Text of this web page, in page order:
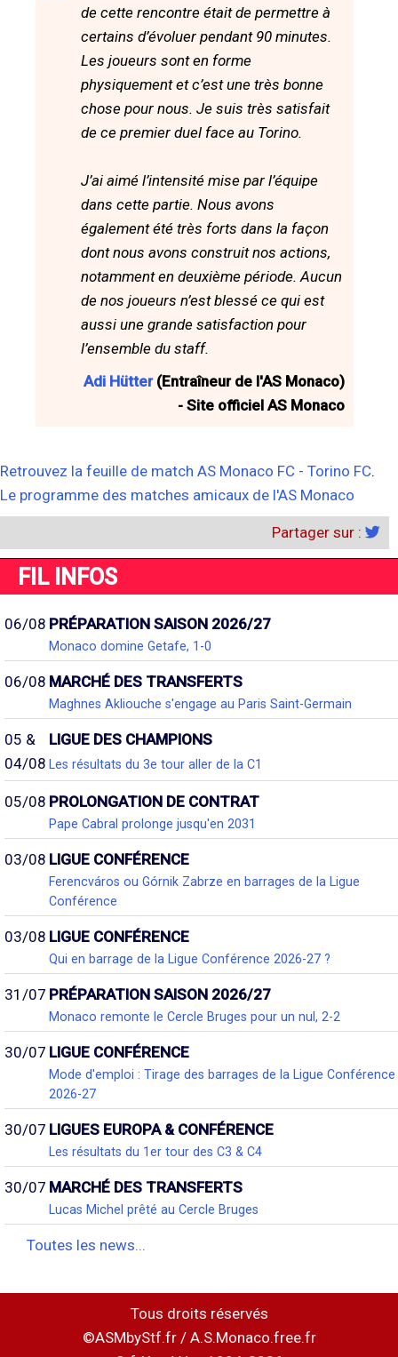
de cette rencontre était de permettre à
certains d’évoluer pendant 90 minutes.
Les joueurs sont en forme
physiquement et c’est une très bonne
chose pour nous. Je suis très satisfait
de ce premier duel face au Torino.
J’ai aimé l’intensité mise par l’équipe
dans cette partie. Nous avons
également été très forts dans la façon
dont nous avons construit nos actions,
notamment en deuxième période. Aucun
de nos joueurs n’est blessé ce qui est
aussi une grande satisfaction pour
l’ensemble du staff.
Adi Hütter(Entraîneur de l'AS Monaco)
- Site officiel AS Monaco
Retrouvez la feuille de match AS Monaco FC - Torino FC.
Le programme des matches amicaux de l'AS Monaco
Partager sur :
FIL INFOS
06/08 PRÉPARATION SAISON 2026/27
Monaco domine Getafe, 1-0
06/08 MARCHÉ DES TRANSFERTS
Maghnes Akliouche s'engage au Paris Saint-Germain
05 &
04/08
LIGUE DES CHAMPIONS
Les résultats du 3e tour aller de la C1
05/08 PROLONGATION DE CONTRAT
Pape Cabral prolonge jusqu'en 2031
03/08 LIGUE CONFÉRENCE
Ferencváros ou Górnik Zabrze en barrages de la Ligue
Conférence
03/08 LIGUE CONFÉRENCE
Qui en barrage de la Ligue Conférence 2026-27 ?
31/07 PRÉPARATION SAISON 2026/27
Monaco remonte le Cercle Bruges pour un nul, 2-2
30/07 LIGUE CONFÉRENCE
Mode d'emploi : Tirage des barrages de la Ligue Conférence
2026-27
30/07 LIGUES EUROPA & CONFÉRENCE
Les résultats du 1er tour des C3 & C4
30/07 MARCHÉ DES TRANSFERTS
Lucas Michel prêté au Cercle Bruges
Toutes les news...
Tous droits réservés
©ASMbyStf.fr / A.S.Monaco.free.fr